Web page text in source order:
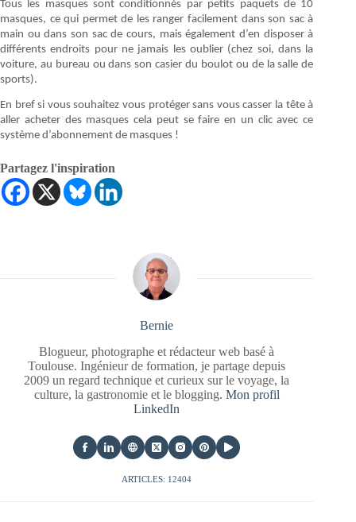
Tous les masques sont conditionnés par petits paquets de 10
masques, ce qui permet de les ranger facilement dans son sac à
main ou dans son sac de cours, mais également d’en disposer à
différents endroits pour ne jamais les oublier (chez soi, dans la
voiture, au bureau ou dans son casier du boulot ou de la salle de
sports).
En bref si vous souhaitez vous protéger sans vous casser la tête à
aller acheter des masques cela peut se faire en un clic avec ce
système d’abonnement de masques !
Partagez l'inspiration
Bernie
Blogueur, photographe et rédacteur web basé à
Toulouse. Ingénieur de formation, je partage depuis
2009 un regard technique et curieux sur le voyage, la
culture, la gastronomie et le blogging. Mon profil
LinkedIn
ARTICLES: 12404